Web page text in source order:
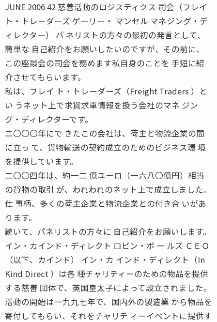
JUNE 2006 42 慈善活動のロジスティクス 司会（フレイ
ト・トレーダーズ ゲーリー・ マンセル マネジング・デ
ィレクター） パ ネリストの方々の最初の発言として、
簡単な 自己紹介をお願いしたいのですが、その前に、
この座談会の司会を務めます私自身のことを 手短に紹
介させてもらいます。
私は、フレイ ト・トレーダーズ（Freight Traders ）と
い うネット上で求貨求車情報を扱う会社のマネ ジン
グ・ディレクターです。
二〇〇〇年にで きたこの会社は、荷主と物流企業の間
に立っ て、貨物輸送の契約成立のためのビジネス環 境
を提供しています。
二〇〇四年は、約一二 億ユーロ（一六八〇億円）相当
の貨物の取引 が、われわれのネット上で成立しました。
仕 事柄、多くの荷主企業と物流企業との付き合 いがあ
ります。
続いて、パネリストの方々に 自己紹介をお願いします。
イン・カインド・ディレクト ロビン・ボ ー ルズ ＣＥＯ
（以下、カインド） イン・カ インド・ディレクト（In
Kind Direct ）は各 種チャリティーのための物品を提供
する慈善 団体で、英国皇太子によって設立されました。
活動の開始は一九九七年で、国内外の製造業 から物品を
寄付してもらい、それをチャリテ ィーイベントに提供す